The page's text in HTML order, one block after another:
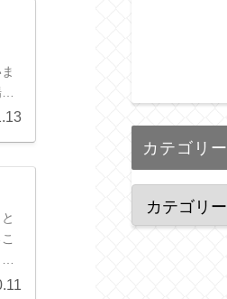
カテゴリー